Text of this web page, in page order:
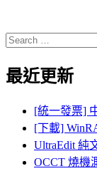
Search
for:
最近更新
[統一發票]
[下載]
UltraEdit 純
OCCT 燒機